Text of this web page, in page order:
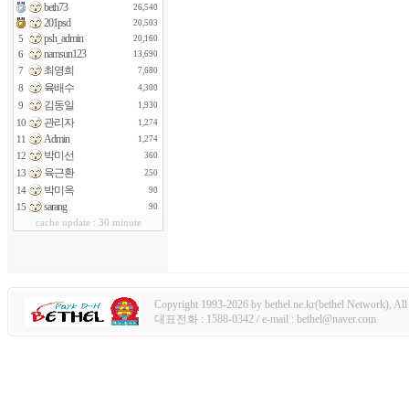
beth73 26,540
201psd 20,503
5 psh_admin 20,160
6 namsun123 13,690
7 최영희 7,680
8 육배수 4,300
9 김동일 1,930
10 관리자 1,274
11 Admin 1,274
12 박미선 360
13 육근환 250
14 박미옥 90
15 sarang 90
cache update : 30 minute
Copyright 1993-2026 by bethel.ne.kr(bethel Network), All
대표전화 : 1588-0342 / e-mail : bethel@naver.com